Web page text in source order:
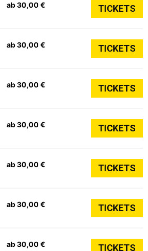
ab 30,00 € TICKETS
ab 30,00 € TICKETS
ab 30,00 € TICKETS
ab 30,00 € TICKETS
ab 30,00 € TICKETS
ab 30,00 € TICKETS
ab 30,00 € TICKETS